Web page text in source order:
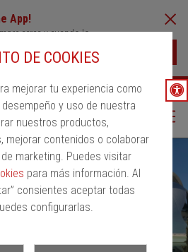
DE COOKIES
mejorar tu experiencia como
y uso de nuestra
nuestros productos,
mejorar contenidos o colaborar
marketing. Puedes visitar
para más información. Al
consientes aceptar todas
configurarlas.
App!
cerca y cuando lo
Buscar Ayuda ESP